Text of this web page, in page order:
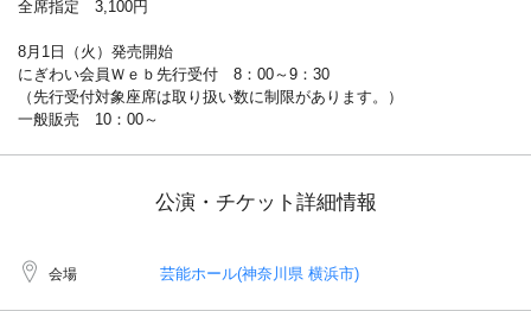
全席指定 3,100円
8月1日（火）発売開始
にぎわい会員Ｗｅｂ先行受付 8：00～9：30
（先行受付対象座席は取り扱い数に制限があります。）
一般販売 10：00～
公演・チケット詳細情報
会場 芸能ホール(神奈川県 横浜市)